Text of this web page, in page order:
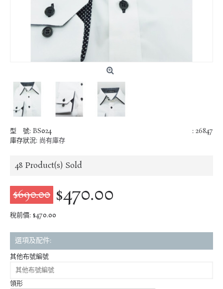
: 26847
型 號: BS024
庫存狀況: 尚有庫存
48 Product(s) Sold
$690.00 $470.00
稅前價: $470.00
選項及配件:
其他布號編號
領形